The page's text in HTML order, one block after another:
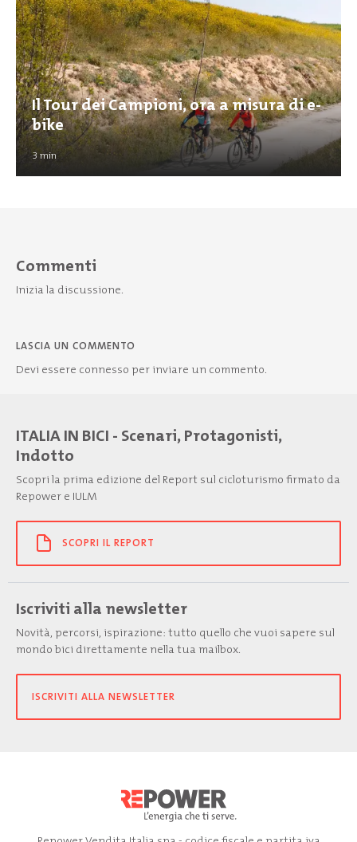
Il Tour dei Campioni, ora a misura di e-
bike
3 min
Commenti
Inizia la discussione.
LASCIA UN COMMENTO
Devi essere connesso per inviare un commento.
ITALIA IN BICI - Scenari, Protagonisti,
Indotto
Scopri la prima edizione del Report sul cicloturismo firmato da
Repower e IULM
SCOPRI IL REPORT
Iscriviti alla newsletter
Novità, percorsi, ispirazione: tutto quello che vuoi sapere sul
mondo bici direttamente nella tua mailbox.
ISCRIVITI ALLA NEWSLETTER